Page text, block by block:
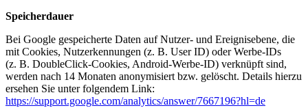
Speicherdauer
Bei Google gespeicherte Daten auf Nutzer- und Ereignisebene, die
mit Cookies, Nutzerkennungen (z. B. User ID) oder Werbe-IDs
(z. B. DoubleClick-Cookies, Android-Werbe-ID) verknüpft sind,
werden nach 14 Monaten anonymisiert bzw. gelöscht. Details hierzu
ersehen Sie unter folgendem Link:
https://support.google.com/analytics/answer/7667196?hl=de